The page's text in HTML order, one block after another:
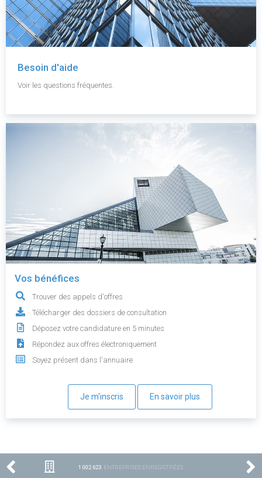
Besoin d'aide
Voir les questions fréquentes.
Vos bénéfices
Trouver des appels d'offres
Télécharger des dossiers de consultation
Déposez votre candidature en 5 minutes
Répondez aux offres électroniquement
Soyez présent dans l'annuaire
Je m'inscris En savoir plus
1 002 623 ENTREPRISES ENREGISTRÉES